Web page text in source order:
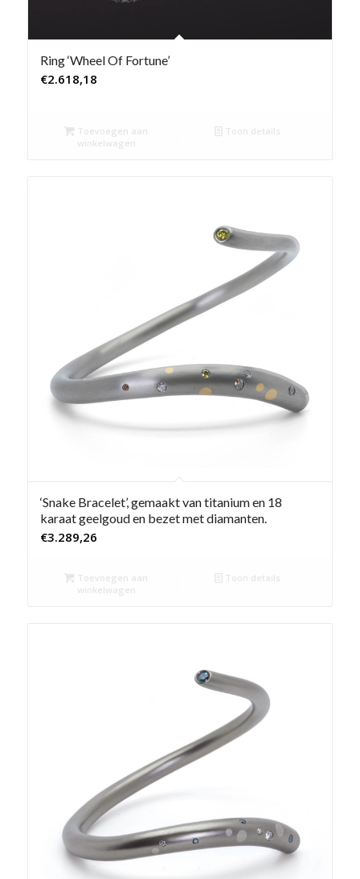
Ring ‘Wheel Of Fortune’
€2.618,18
Toevoegen aan
winkelwagen
Toon details
‘Snake Bracelet’, gemaakt van titanium en 18
karaat geelgoud en bezet met diamanten.
€3.289,26
Toevoegen aan
winkelwagen
Toon details